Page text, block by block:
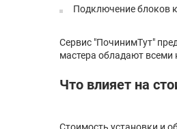
Подключение блоков
Сервис "ПочинимТут"
мастера обладают
Что влияет на